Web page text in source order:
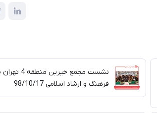
نشست مجمع
فرهنگ و ارشاد اسلامی 98/10/17